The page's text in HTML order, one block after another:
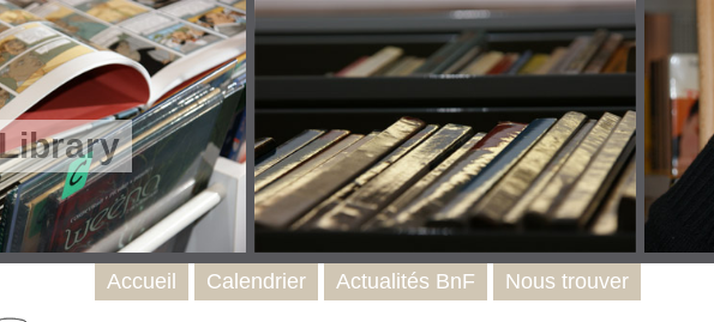
Accueil Calendrier Actualités BnF Nous trouver